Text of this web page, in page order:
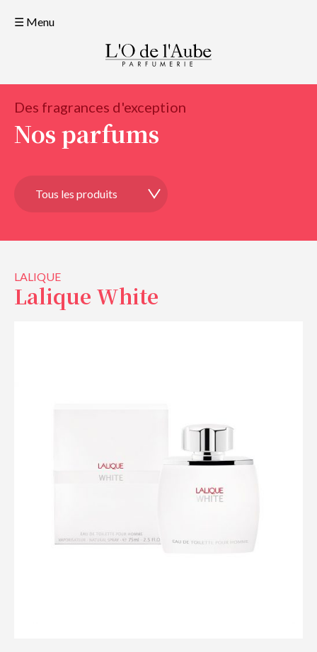
☰ Menu
Des fragrances d'exception
Nos parfums
LALIQUE
Lalique White